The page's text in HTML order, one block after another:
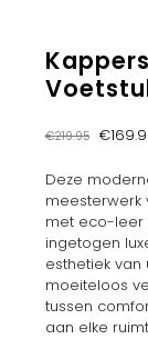
€219.95
was:
€
Deze
meesterwerk
met eco-leer
ingetogen
esthetiek
moeiteloos
tussen
aan elke